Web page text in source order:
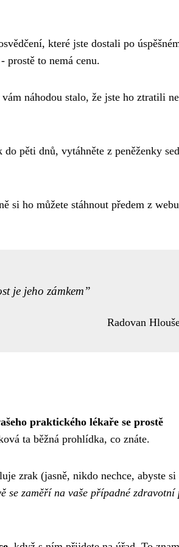
které jste dostali po
prostě to nemá cenu.
náhodou stalo, že jste ho ztratili
do pěti dnů, vytáhněte z peněženky
si ho můžete stáhnout předem z
je jeho zámkem
Radovan
praktického lékaře se prostě
ta běžná prohlídka, co znáte.
zrak (jasně, nikdo nechce, abyste
se zaměří na vaše případné zdravotní